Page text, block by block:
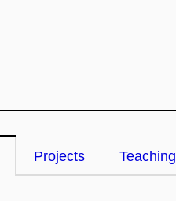
Projects Teaching